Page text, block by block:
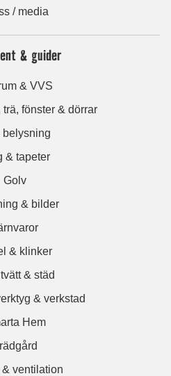
/ media
& guider
& VVS
fönster & dörrar
belysning
& tapeter
Golv
& bilder
& klinker
& städ
& verkstad
Hem
ventilation